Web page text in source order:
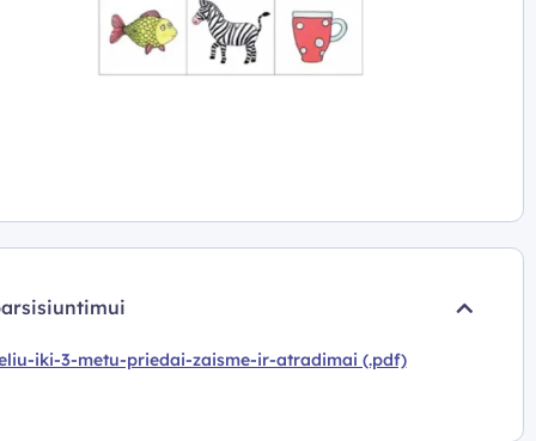
iki-3-metu-priedai-zaisme-ir-atradimai (.pdf)